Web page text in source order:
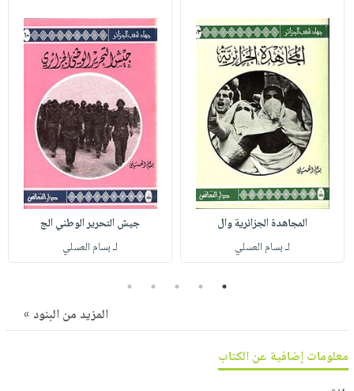
نيل
وفرات
انشر
كتابك
تواصل
المجاهدة الجزائرية وال
لـ بسام العسلي
جيش التحرير الوطني الج
لـ بسام العسلي
1
2
3
4
5
المزيد من البنود »
معلومات إضافية عن الكتاب